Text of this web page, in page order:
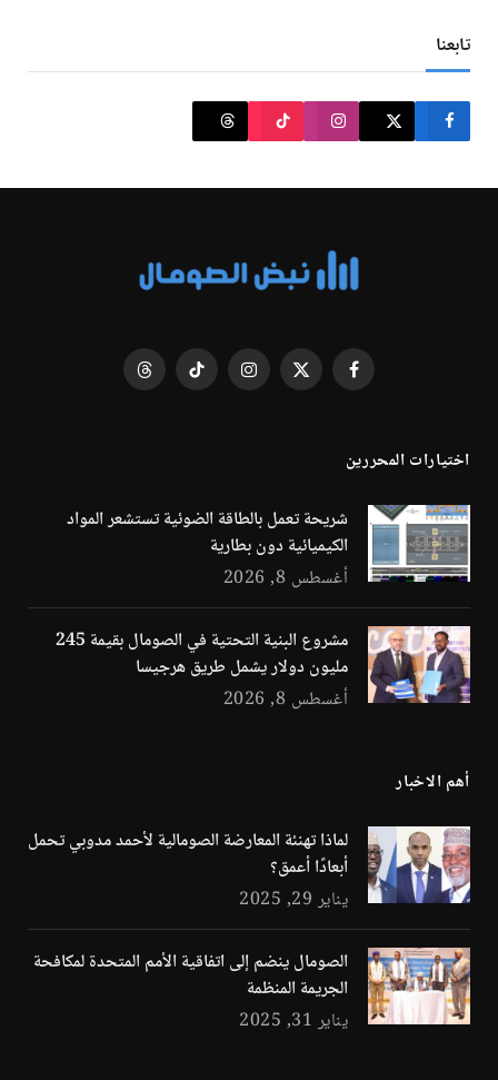
تابعنا
فيسبوك X
الانستغرامتيكتوك Threads
اختيارات المحررين
شريحة تعمل بالطاقة الضوئية تستشعر المواد
الكيميائية دون بطارية
أغسطس 8, 2026
مشروع البنية التحتية في الصومال بقيمة 245
مليون دولار يشمل طريق هرجيسا
أغسطس 8, 2026
أهم الاخبار
لماذا تهنئة المعارضة الصومالية لأحمد مدوبي تحمل
أبعادًا أعمق؟
يناير 29, 2025
الصومال ينضم إلى اتفاقية الأمم المتحدة لمكافحة
الجريمة المنظمة
يناير 31, 2025